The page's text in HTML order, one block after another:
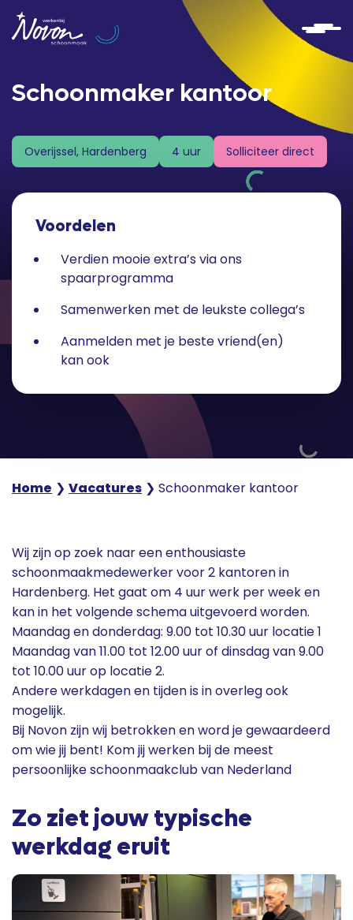
Schoonmaker kantoor
Overijssel, Hardenberg 4 uur Solliciteer direct
Voordelen
Verdien mooie extra’s via ons
spaarprogramma
Samenwerken met de leukste collega’s
Aanmelden met je beste vriend(en)
kan ook
Home ❯ Vacatures ❯ Schoonmaker kantoor
Wij zijn op zoek naar een enthousiaste
schoonmaakmedewerker voor 2 kantoren in
Hardenberg. Het gaat om 4 uur werk per week en
kan in het volgende schema uitgevoerd worden.
Maandag en donderdag: 9.00 tot 10.30 uur locatie 1
Maandag van 11.00 tot 12.00 uur of dinsdag van 9.00
tot 10.00 uur op locatie 2.
Andere werkdagen en tijden is in overleg ook
mogelijk.
Bij Novon zijn wij betrokken en word je gewaardeerd
om wie jij bent! Kom jij werken bij de meest
persoonlijke schoonmaakclub van Nederland
Zo ziet jouw typische
werkdag eruit